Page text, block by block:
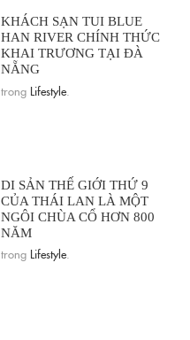
KHÁCH SẠN TUI BLUE
HAN RIVER CHÍNH THỨC
KHAI TRƯƠNG TẠI ĐÀ
NẴNG
trong Lifestyle
DI SẢN THẾ GIỚI THỨ 9
CỦA THÁI LAN LÀ MỘT
NGÔI CHÙA CỔ HƠN 800
NĂM
trong Lifestyle